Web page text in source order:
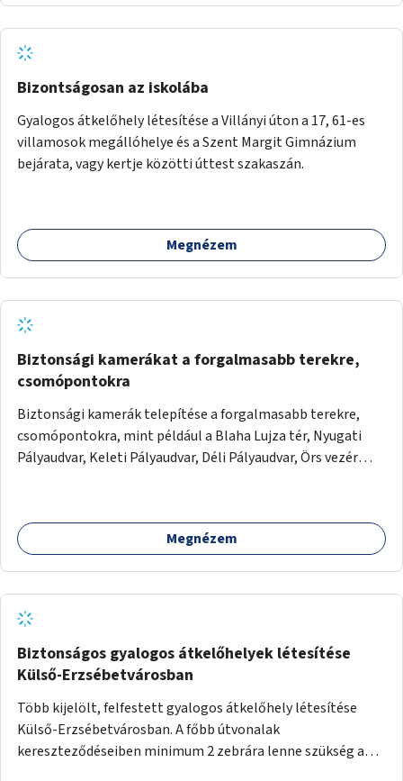
Bizontságosan az iskolába
Gyalogos átkelőhely létesítése a Villányi úton a 17, 61-es
villamosok megállóhelye és a Szent Margit Gimnázium
bejárata, vagy kertje közötti úttest szakaszán.
Megnézem
Biztonsági kamerákat a forgalmasabb terekre,
csomópontokra
Biztonsági kamerák telepítése a forgalmasabb terekre,
csomópontokra, mint például a Blaha Lujza tér, Nyugati
Pályaudvar, Keleti Pályaudvar, Déli Pályaudvar, Örs vezér
Megnézem
Biztonságos gyalogos átkelőhelyek létesítése
Külső-Erzsébetvárosban
Több kijelölt, felfestett gyalogos átkelőhely létesítése
Külső-Erzsébetvárosban. A főbb útvonalak
kereszteződéseiben minimum 2 zebrára lenne szükség a